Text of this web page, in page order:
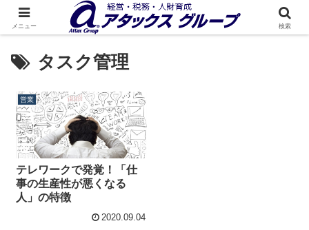
タスク管理
営業
テレワークで発覚！「仕
事の生産性が悪くなる
人」の特徴
2020.09.04
メニュー 検索